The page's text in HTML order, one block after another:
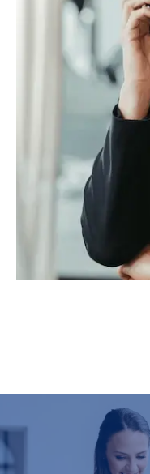
Sei pronto a
immobiliare? Scegli
successo. Contattaci
opportunità che ti
Le più alte
Gestione in totale
Supporto a 360
Servizio di
valutazioni locali,
di tutoring e coaching
Supporto in ogni
infrastrutture IT,
Corsi di
APRI UN'AGENZIA